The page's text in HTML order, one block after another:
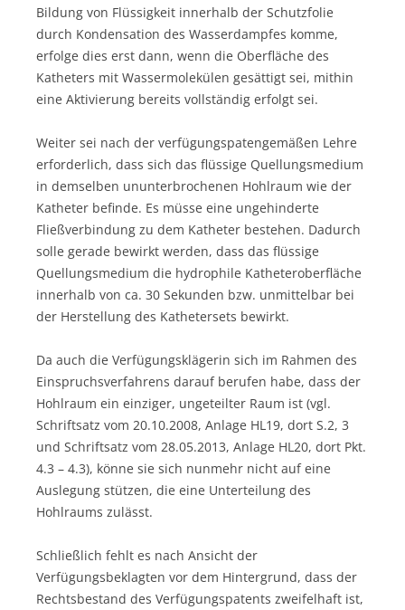
Bildung von Flüssigkeit innerhalb der Schutzfolie
durch Kondensation des Wasserdampfes komme,
erfolge dies erst dann, wenn die Oberfläche des
Katheters mit Wassermolekülen gesättigt sei, mithin
eine Aktivierung bereits vollständig erfolgt sei.
Weiter sei nach der verfügungspatengemäßen Lehre
erforderlich, dass sich das flüssige Quellungsmedium
in demselben ununterbrochenen Hohlraum wie der
Katheter befinde. Es müsse eine ungehinderte
Fließverbindung zu dem Katheter bestehen. Dadurch
solle gerade bewirkt werden, dass das flüssige
Quellungsmedium die hydrophile Katheteroberfläche
innerhalb von ca. 30 Sekunden bzw. unmittelbar bei
der Herstellung des Kathetersets bewirkt.
Da auch die Verfügungsklägerin sich im Rahmen des
Einspruchsverfahrens darauf berufen habe, dass der
Hohlraum ein einziger, ungeteilter Raum ist (vgl.
Schriftsatz vom 20.10.2008, Anlage HL19, dort S.2, 3
und Schriftsatz vom 28.05.2013, Anlage HL20, dort Pkt.
4.3 – 4.3), könne sie sich nunmehr nicht auf eine
Auslegung stützen, die eine Unterteilung des
Hohlraums zulässt.
Schließlich fehlt es nach Ansicht der
Verfügungsbeklagten vor dem Hintergrund, dass der
Rechtsbestand des Verfügungspatents zweifelhaft ist,